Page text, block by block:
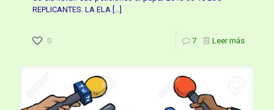
REPLICANTES. LA ELA […]
0 7 Leer más